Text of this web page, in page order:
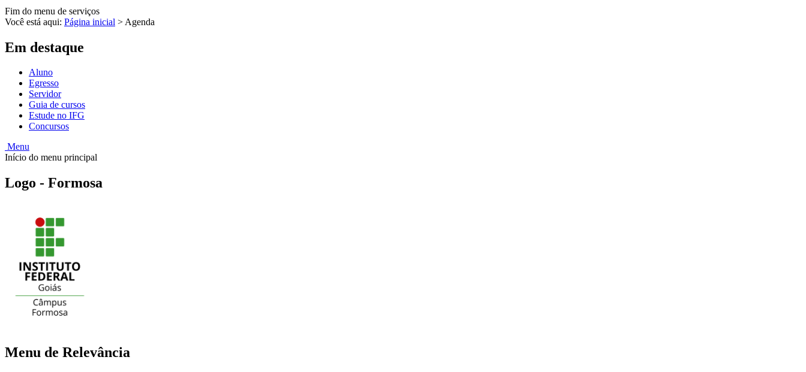
Fim do menu de serviços
Você está aqui: Página inicial > Agenda
Em destaque
Aluno
Egresso
Servidor
Guia de cursos
Estude no IFG
Concursos
Menu
Início do menu principal
Logo - Formosa
Menu de Relevância